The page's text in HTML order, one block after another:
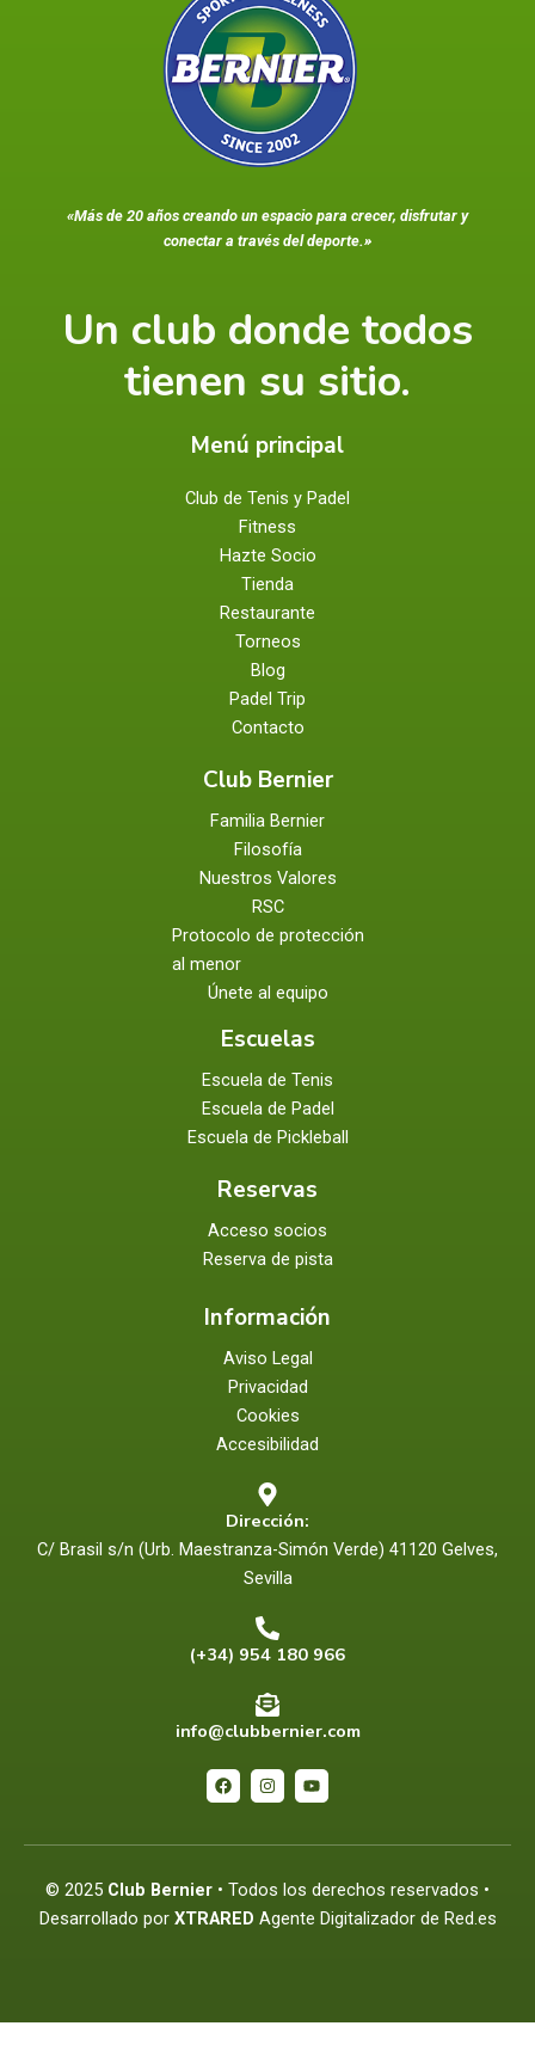
«Más de 20 años creando un espacio para crecer, disfrutar y
conectar a través del deporte.»
Un club donde todos
tienen su sitio.
Menú principal
Club de Tenis y Padel
Fitness
Hazte Socio
Tienda
Restaurante
Torneos
Blog
Padel Trip
Contacto
Club Bernier
Familia Bernier
Filosofía
Nuestros Valores
RSC
Protocolo de protección
al menor
Únete al equipo
Escuelas
Escuela de Tenis
Escuela de Padel
Escuela de Pickleball
Reservas
Acceso socios
Reserva de pista
Información
Aviso Legal
Privacidad
Cookies
Accesibilidad
Dirección:
C/ Brasil s/n (Urb. Maestranza-Simón Verde) 41120 Gelves,
Sevilla
(+34) 954 180 966
info@clubbernier.com
F
a
b
k
I
n
a
a
m
Y
o
u
© 2025 Club Bernier • Todos los derechos reservados •
Desarrollado por XTRARED Agente Digitalizador de Red.es